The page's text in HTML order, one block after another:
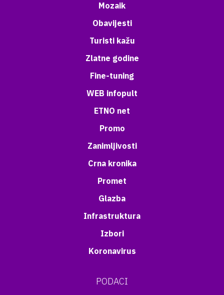
Mozaik
Obavijesti
Turisti kažu
Zlatne godine
Fine-tuning
WEB infopult
ETNO net
Promo
Zanimljivosti
Crna kronika
Promet
Glazba
Infrastruktura
Izbori
Koronavirus
PODACI